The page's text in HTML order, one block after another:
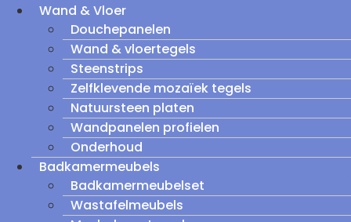
Wand & Vloer
Douchepanelen
Wand & vloertegels
Steenstrips
Zelfklevende mozaïek tegels
Natuursteen platen
Wandpanelen profielen
Onderhoud
Badkamermeubels
Badkamermeubelset
Wastafelmeubels